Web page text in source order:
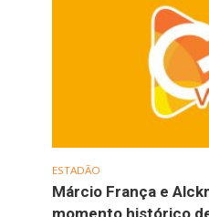
ESTADÃO
Márcio França e
momento histórico